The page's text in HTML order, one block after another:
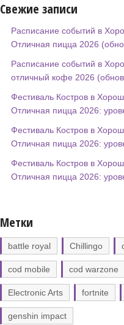
Свежие записи
Расписание событий в
Отличная пицца 2026
Расписание событий в
отличный кофе 2026
Фестиваль Костров в
Отличная пицца 2026:
Фестиваль Костров в
Отличная пицца 2026:
Фестиваль Костров в
Отличная пицца 2026:
Метки
battle royal Chillingo
cod mobile cod warzone
Electronic Arts fortnite
genshin impact